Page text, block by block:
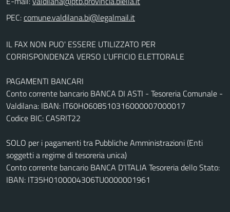
PEC:
IL FAX NON PUO' ESSERE UTILIZZATO PER
CORRISPONDENZA VERSO L'UFFICIO ELETTORALE
PAGAMENTI BANCARI
Conto corrente bancario BANCA DI ASTI - Tesoreria Comunale -
Valdilana: IBAN: IT60H0608510316000007000017
Codice BIC: CASRIT22
SOLO per i pagamenti tra Pubbliche Amministrazioni (Enti
soggetti a regime di tesoreria unica)
Conto corrente bancario BANCA D'ITALIA Tesoreria dello Stato:
IBAN: IT35H0100004306TU0000001961